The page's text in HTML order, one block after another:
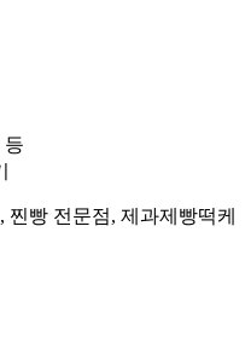
등
빵 전문점, 제과제빵떡케